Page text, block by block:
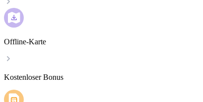
Offline-Karte
Kostenloser Bonus